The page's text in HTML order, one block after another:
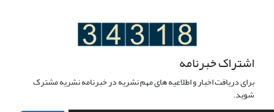
اشتراک خبرنامه
برای دریافت اخبار و اطلاعیه های مهم نشریه در خبرنامه نشریه مشترک
شوید.